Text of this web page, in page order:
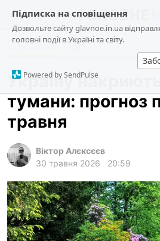
Підписка на сповіщення
Дозвольте сайту glavnoe.in.ua
головні події в Україні та світу.
Powered by SendPulse
новини
про проєкт
Суспільство
Україну
тумани: прогноз
травня
Віктор Алєксєєв
30 травня 2026
20:59